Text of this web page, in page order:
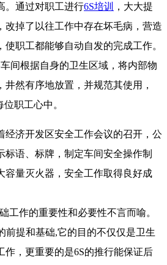
。通过对职工进行6S培训
，大大提
改掉了以往工作中存在坏毛病，营造
职工都能够自动自发的完成工作。
间根据自身的卫生区域，将内部物
然有序地放置，并规范其使用，
职工心中。
经济开发区安全工作会议的召开，公
标语、标牌，制定车间安全操作制
容量灭火器，安全工作取得良好成
工作的重要性和必要性不言而喻。
前提和基础,它的目的不仅仅是卫生
作，更重要的是6S的推行能保证后